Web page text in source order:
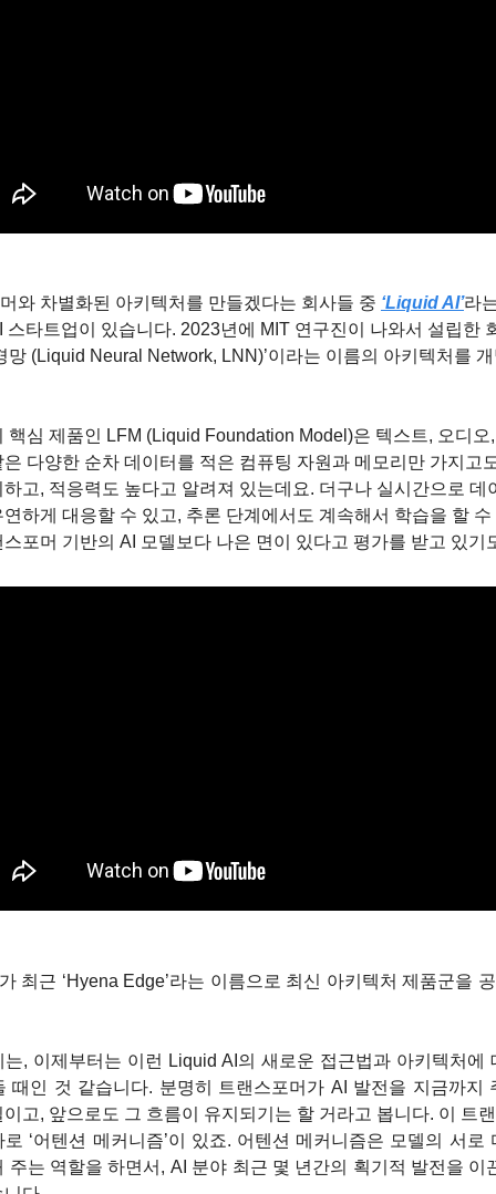
와 차별화된 아키텍처를 만들겠다는 회사들 중 ‘Liquid AI’라
스타트업이 있습니다. 2023년에 MIT 연구진이 나와서 설립한
망 (Liquid Neural Network, LNN)’이라는 이름의 아키텍처를
핵심 제품인 LFM (Liquid Foundation Model)은 텍스트, 오디오
다양한 순차 데이터를 적은 컴퓨팅 자원과 메모리만 가지고
고, 적응력도 높다고 알려져 있는데요. 더구나 실시간으로 데
하게 대응할 수 있고, 추론 단계에서도 계속해서 학습을 할 수
포머 기반의 AI 모델보다 나은 면이 있다고 평가를 받고 있기
최근 ‘Hyena Edge’라는 이름으로 최신 아키텍처 제품군을
는, 이제부터는 이런 Liquid AI의 새로운 접근법과 아키텍처에
때인 것 같습니다. 분명히 트랜스포머가 AI 발전을 지금까지
고, 앞으로도 그 흐름이 유지되기는 할 거라고 봅니다. 이 트
로 ‘어텐션 메커니즘’이 있죠. 어텐션 메커니즘은 모델의 서로
주는 역할을 하면서, AI 분야 최근 몇 년간의 획기적 발전을 이